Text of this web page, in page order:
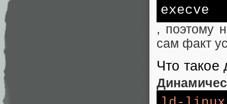
execve
, поэтому
сам факт
Что такое